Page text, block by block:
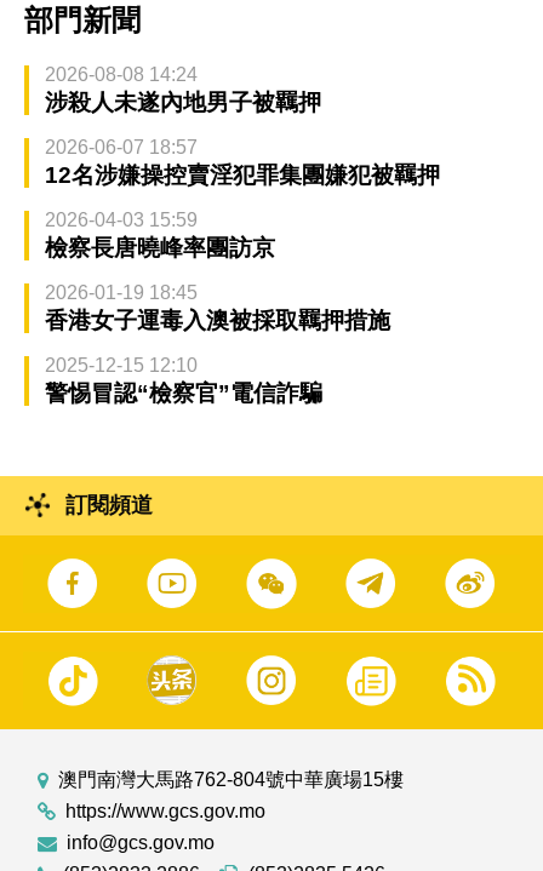
部門新聞
2026-08-08 14:24
涉殺人未遂內地男子被羈押
2026-06-07 18:57
12名涉嫌操控賣淫犯罪集團嫌犯被羈押
2026-04-03 15:59
檢察長唐曉峰率團訪京
2026-01-19 18:45
香港女子運毒入澳被採取羈押措施
2025-12-15 12:10
警惕冒認“檢察官”電信詐騙
訂閱頻道
澳門南灣大馬路762-804號中華廣場15樓
https://www.gcs.gov.mo
info@gcs.gov.mo